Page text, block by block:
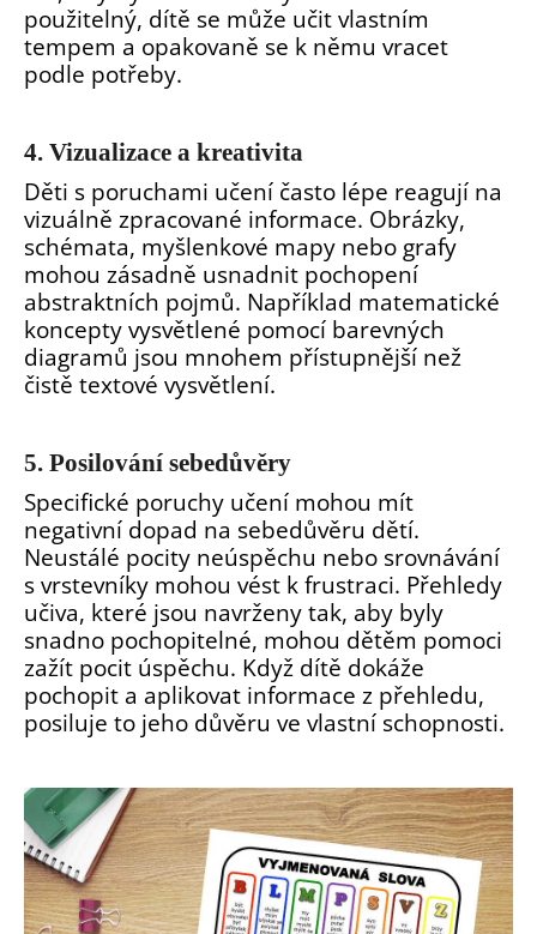
použitelný, dítě se může učit vlastním
tempem a opakovaně se k němu vracet
podle potřeby.
4. Vizualizace a kreativita
Děti s poruchami učení často lépe reagují na
vizuálně zpracované informace. Obrázky,
schémata, myšlenkové mapy nebo grafy
mohou zásadně usnadnit pochopení
abstraktních pojmů. Například matematické
koncepty vysvětlené pomocí barevných
diagramů jsou mnohem přístupnější než
čistě textové vysvětlení.
5. Posilování sebedůvěry
Specifické poruchy učení mohou mít
negativní dopad na sebedůvěru dětí.
Neustálé pocity neúspěchu nebo srovnávání
s vrstevníky mohou vést k frustraci. Přehledy
učiva, které jsou navrženy tak, aby byly
snadno pochopitelné, mohou dětěm pomoci
zažít pocit úspěchu. Když dítě dokáže
pochopit a aplikovat informace z přehledu,
posiluje to jeho důvěru ve vlastní schopnosti.